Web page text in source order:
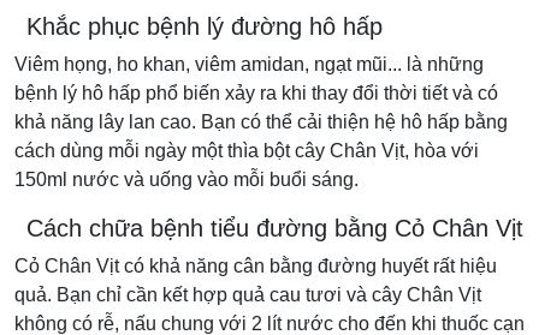
Khắc phục bệnh lý đường hô hấp
Viêm họng, ho khan, viêm amidan, ngạt mũi... là những
bệnh lý hô hấp phổ biến xảy ra khi thay đổi thời tiết và có
khả năng lây lan cao. Bạn có thể cải thiện hệ hô hấp bằng
cách dùng mỗi ngày một thìa bột cây Chân Vịt, hòa với
150ml nước và uống vào mỗi buổi sáng.
Cách chữa bệnh tiểu đường bằng Cỏ Chân Vịt
Cỏ Chân Vịt có khả năng cân bằng đường huyết rất hiệu
quả. Bạn chỉ cần kết hợp quả cau tươi và cây Chân Vịt
không có rễ, nấu chung với 2 lít nước cho đến khi thuốc cạn